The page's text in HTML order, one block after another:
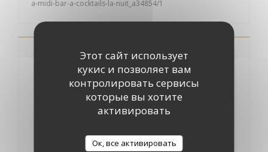
Этот сайт использует
кукис и позволяет вам
контролировать сервисы
которые вы хотите
активировать
Ок, все активировать
a-midi-bar-a-cocktails-la-nuit_a34854/1